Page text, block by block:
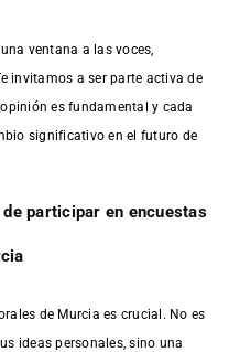
ventana a las voces,
invitamos a ser parte activa de
es fundamental y cada
significativo en el futuro de
participar en encuestas
de Murcia es crucial. No es
ideas personales, sino una